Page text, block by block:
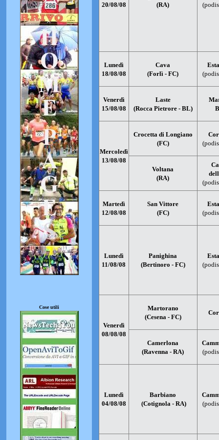
20/08/08
(RA)
Lunedì
18/08/08
Cava
(Forlì - FC)
Venerdì
15/08/08
Laste
(Rocca Pietrore - BL)
Mercoledì
13/08/08
Crocetta di Longiano
(FC)
Voltana
(RA)
Martedì
12/08/08
San Vittore
(FC)
Lunedì
11/08/08
Panighina
(Bertinoro - FC)
Venerdì
08/08/08
Martorano
(Cesena - FC)
Camerlona
(Ravenna - RA)
Lunedì
04/08/08
Barbiano
(Cotignola - RA)
Cose utili